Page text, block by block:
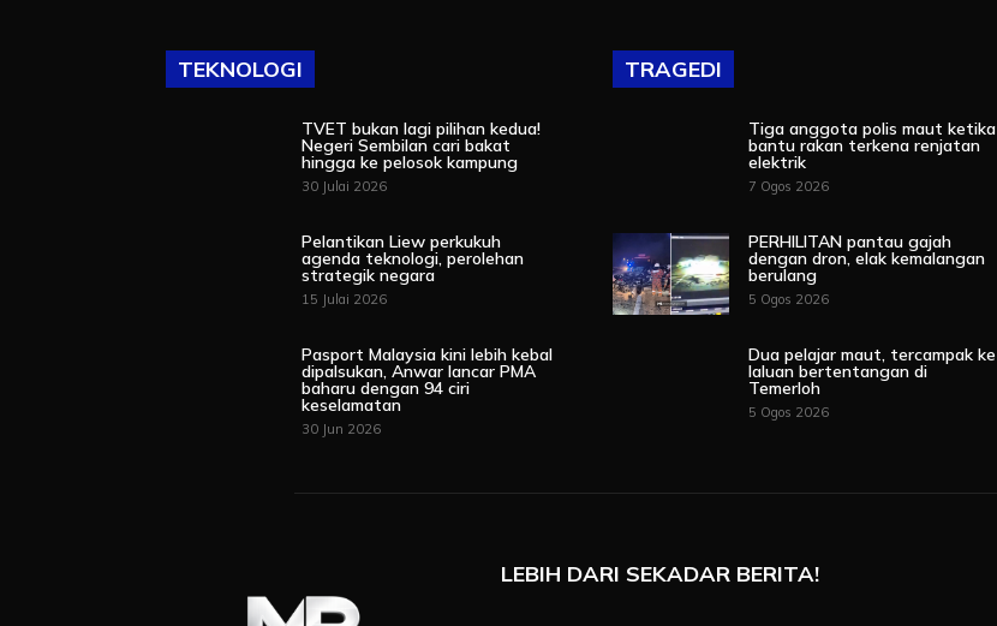
TEKNOLOGI
TVET bukan lagi pilihan kedua!
Negeri Sembilan cari bakat
hingga ke pelosok kampung
30 Julai 2026
Pelantikan Liew perkukuh
agenda teknologi, perolehan
strategik negara
15 Julai 2026
Pasport Malaysia kini lebih kebal
dipalsukan, Anwar lancar PMA
baharu dengan 94 ciri
keselamatan
30 Jun 2026
TRAGEDI
Tiga anggota polis maut ketika
bantu rakan terkena renjatan
elektrik
7 Ogos 2026
PERHILITAN pantau gajah
dengan dron, elak kemalangan
berulang
5 Ogos 2026
Dua pelajar maut, tercampak ke
laluan bertentangan di
Temerloh
5 Ogos 2026
LEBIH DARI SEKADAR BERITA!